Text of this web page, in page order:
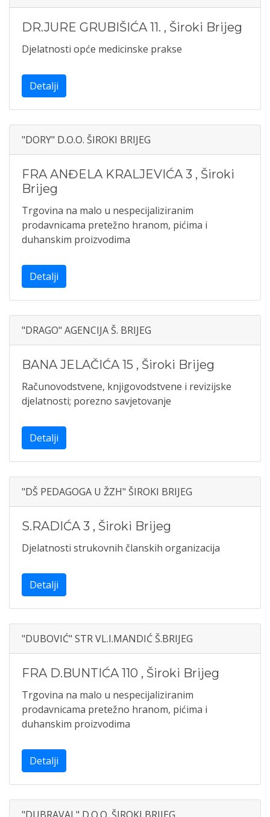
DR.JURE GRUBIŠIĆA 11. , Široki Brijeg
Djelatnosti opće medicinske prakse
Detalji
"DORY" D.O.O. ŠIROKI BRIJEG
FRA ANĐELA KRALJEVIĆA 3 , Široki
Brijeg
Trgovina na malo u nespecijaliziranim
prodavnicama pretežno hranom, pićima i
duhanskim proizvodima
Detalji
"DRAGO" AGENCIJA Š. BRIJEG
BANA JELAČIĆA 15 , Široki Brijeg
Računovodstvene, knjigovodstvene i revizijske
djelatnosti; porezno savjetovanje
Detalji
"DŠ PEDAGOGA U ŽZH" ŠIROKI BRIJEG
S.RADIĆA 3 , Široki Brijeg
Djelatnosti strukovnih članskih organizacija
Detalji
"DUBOVIĆ" STR VL.I.MANDIĆ Š.BRIJEG
FRA D.BUNTIĆA 110 , Široki Brijeg
Trgovina na malo u nespecijaliziranim
prodavnicama pretežno hranom, pićima i
duhanskim proizvodima
Detalji